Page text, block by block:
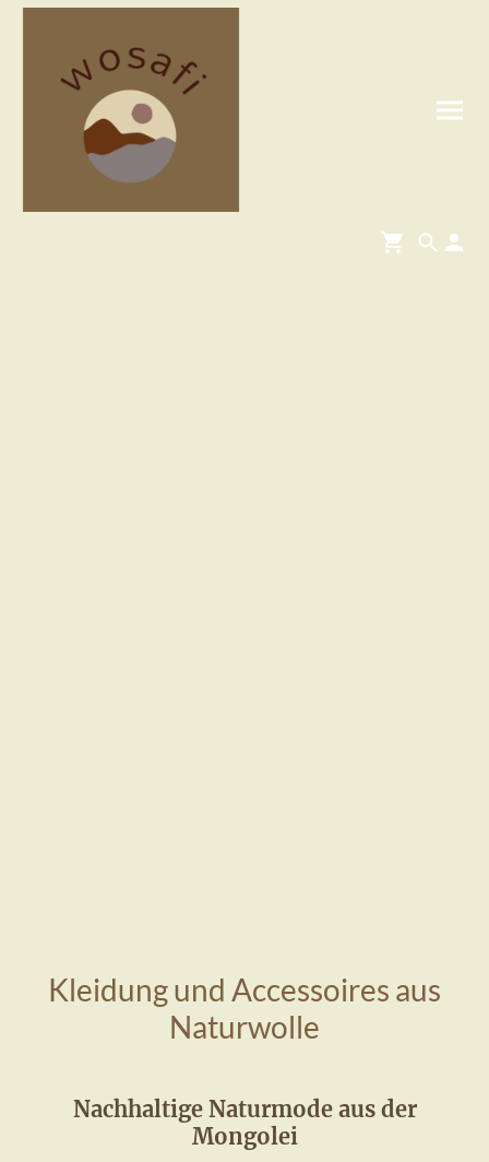
Kleidung und Accessoires aus
Naturwolle
Nachhaltige Naturmode aus der
Mongolei